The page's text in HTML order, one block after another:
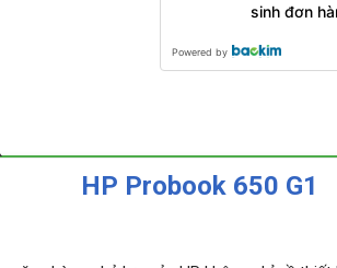
sinh đơn
Powered by
HP Probook 650 G1